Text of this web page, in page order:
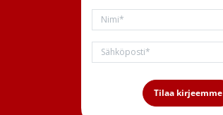
Tilaa kirjeemme